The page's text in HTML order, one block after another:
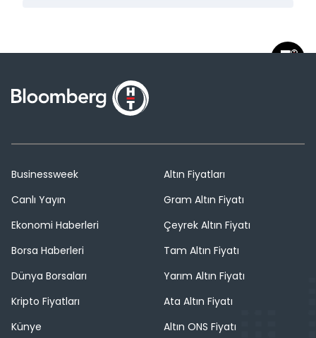
Businessweek
Canlı Yayın
Ekonomi Haberleri
Borsa Haberleri
Dünya Borsaları
Kripto Fiyatları
Künye
Altın Fiyatları
Gram Altın Fiyatı
Çeyrek Altın Fiyatı
Tam Altın Fiyatı
Yarım Altın Fiyatı
Ata Altın Fiyatı
Altın ONS Fiyatı